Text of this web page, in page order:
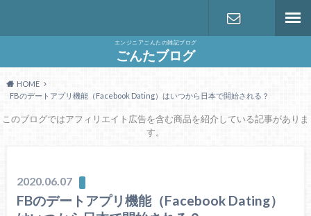
エンジニアごんたの雑記ブログ
ごんたブログ
HOME
FBのデートアプリ機能（Facebook Dating）はいつから日本で開始される？
このブログではアフィリエイト広告を含む商品を紹介している記事がありま
す。
2020.06.07
FBのデートアプリ機能（Facebook Dating）